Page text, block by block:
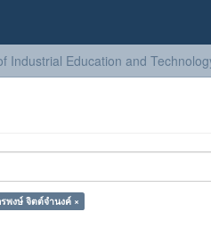
Industrial Education and
พงษ์ จิตต์จำนงค์ ×